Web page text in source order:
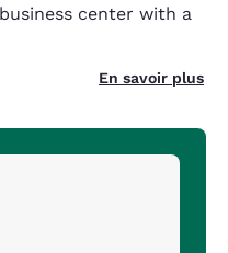
center with a
En savoir plus